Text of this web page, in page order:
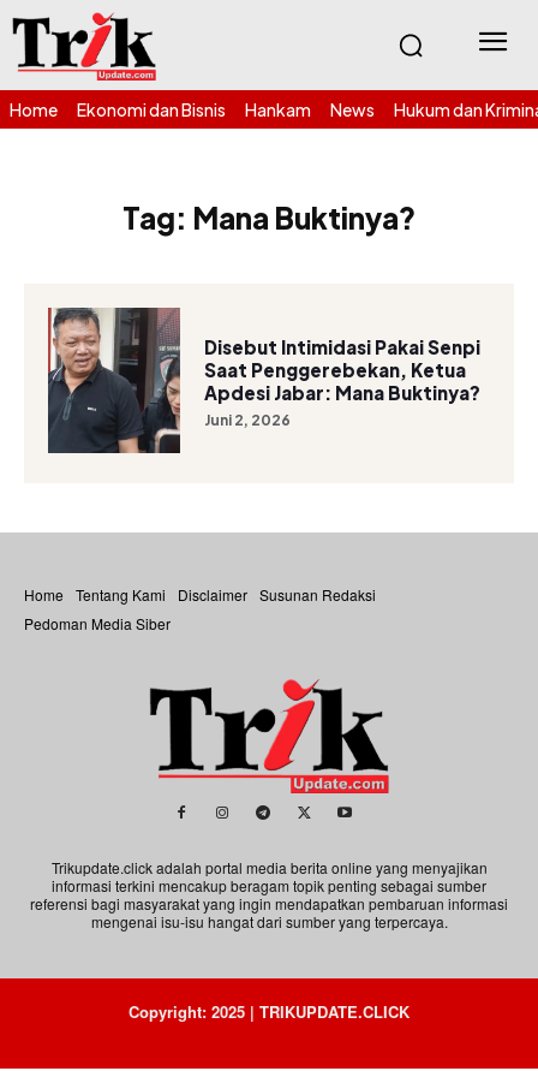
Home Ekonomi dan Bisnis Hankam News Hukum dan
Tag: Mana Buktinya?
Disebut Intimidasi Pakai Senpi
Saat Penggerebekan, Ketua
Apdesi Jabar: Mana Buktinya?
Juni 2, 2026
Home Tentang Kami Disclaimer Susunan Redaksi
Pedoman Media Siber
Trikupdate.click adalah portal media berita online yang menyajikan
informasi terkini mencakup beragam topik penting sebagai sumber
referensi bagi masyarakat yang ingin mendapatkan pembaruan informasi
mengenai isu-isu hangat dari sumber yang terpercaya.
Copyright: 2025 | TRIKUPDATE.CLICK